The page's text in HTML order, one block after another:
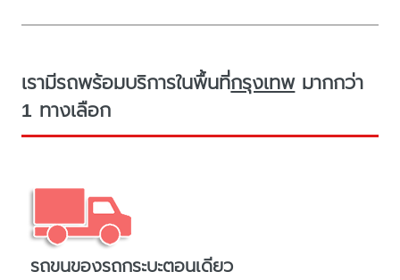
เรามีรถพร้อมบริการในพื้นที่กรุงเทพมากกว่า
1 ทางเลือก
รถขนของรถกระบะตอนเดียว